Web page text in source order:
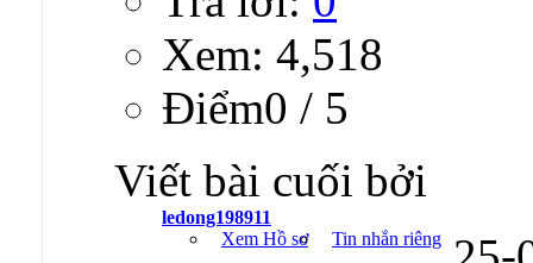
Xem: 4,518
Ðiểm0 / 5
Viết bài cuối bởi
ledong198911
Xem Hồ sơ
Tin nhắn riêng